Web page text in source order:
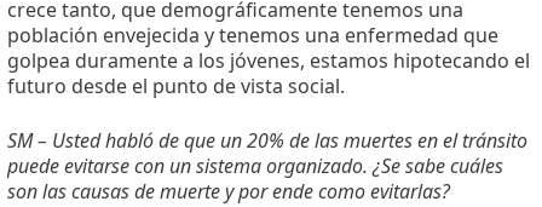
crece tanto, que demográficamente tenemos una
población envejecida y tenemos una enfermedad que
golpea duramente a los jóvenes, estamos hipotecando el
futuro desde el punto de vista social.
SM – Usted habló de que un 20% de las muertes en el tránsito
puede evitarse con un sistema organizado. ¿Se sabe cuáles
son las causas de muerte y por ende como evitarlas?